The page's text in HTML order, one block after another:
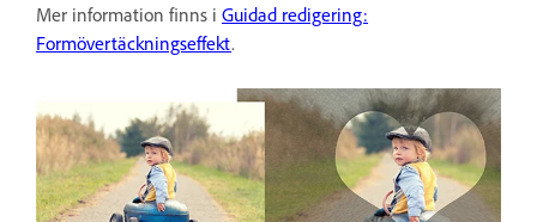
Mer information finns i Guidad redigering:
Formövertäckningseffekt.